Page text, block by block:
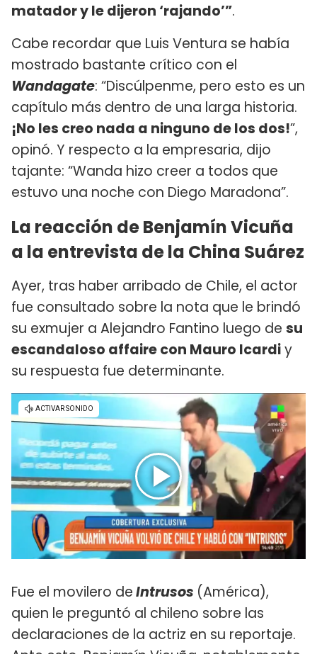
matador y le dijeron ‘rajando’”.
Cabe recordar que Luis Ventura se había
mostrado bastante crítico con el
Wandagate: “Discúlpenme, pero esto es un
capítulo más dentro de una larga historia.
¡No les creo nada a ninguno de los dos!”,
opinó. Y respecto a la empresaria, dijo
tajante: “Wanda hizo creer a todos que
estuvo una noche con Diego Maradona”.
La reacción de Benjamín Vicuña
a la entrevista de la China Suárez
Ayer, tras haber arribado de Chile, el actor
fue consultado sobre la nota que le brindó
su exmujer a Alejandro Fantino luego de su
escandaloso affaire con Mauro Icardiy
su respuesta fue determinante.
Fue el movilero deIntrusos (América),
quien le preguntó al chileno sobre las
declaraciones de la actriz en su reportaje.